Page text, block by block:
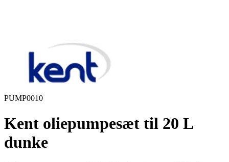
PUMP0010
Kent oliepumpesæt til 20 L
dunke